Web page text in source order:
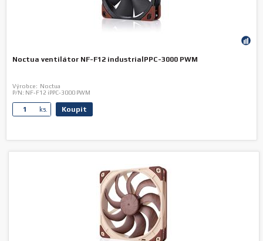
Noctua ventilátor NF-F12 industrialPPC-3000 PWM
Výrobce: Noctua
P/N: NF-F12 iPPC-3000 PWM
ks. Koupit